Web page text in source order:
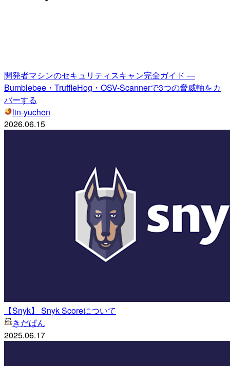
開発者マシンのセキュリティスキャン完全ガイド —
Bumblebee・TruffleHog・OSV-Scannerで3つの脅威軸をカ
バーする
lin-yuchen
2026.06.15
【Snyk】 Snyk Scoreについて
きだぱん
2025.06.17